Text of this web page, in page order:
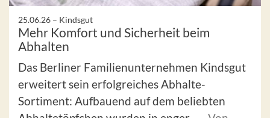
25.06.26 – Kindsgut
Mehr Komfort und Sicherheit beim
Abhalten
Das Berliner Familienunternehmen Kindsgut
erweitert sein erfolgreiches Abhalte-
Sortiment: Aufbauend auf dem beliebten